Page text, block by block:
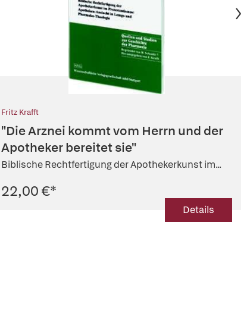
Fritz Krafft
"Die Arznei kommt vom Herrn und der
Apotheker bereitet sie"
Biblische Rechtfertigung der Apothekerkunst im...
22,00 €*
Details